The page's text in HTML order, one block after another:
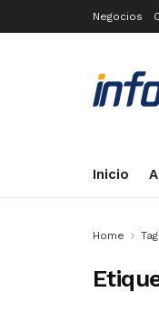
Negocios
Inicio
Home Tag